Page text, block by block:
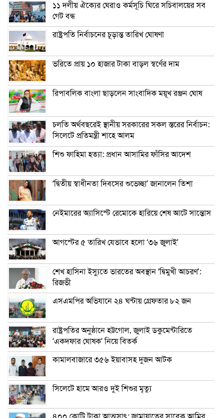
১১ দলীয় ঐক্যের ঘেরাও কর্মসূচি ঘিরে সচিবালয়ের সব
গেট বন্ধ
রাষ্ট্রপতি নির্বাচনের চূড়ান্ত তারিখ ঘোষণা
ভরিতে প্রায় ১০ হাজার টাকা বাড়ল স্বর্ণের দাম
রিপাবলিক বাংলা ছাড়লেন সাংবাদিক ময়ূখ রঞ্জন ঘোষ
চলতি অর্থবছরেই স্থানীয় সরকারের সকল স্তরের নির্বাচন:
সিলেটে প্রতিমন্ত্রী শাহে আলম
শিশু ফাহিমা হত্যা: প্রধান আসামির ফাঁসির আদেশ
‘দ্বিতীয় স্বাধীনতা দিবসের শুভেচ্ছা’ জানালেন তিশা
নেইমারের অ্যাসিস্টে রেমোকে হারিয়ে শেষ আটে সান্তোস
আগস্টের ৫ তারিখ যেভাবে হলো ‘৩৬ জুলাই’
শেখ হাসিনা ইস্যুতে ভারতের অবস্থান ‘দ্বিমুখী আচরণ’:
রিজভী
এসএমপির অভিযানে ২৪ ঘন্টায় গ্রেফতার ৮২ জন
রাষ্ট্রপতির অনুষ্ঠানে হট্টগোল, জুলাই ডকুমেন্টারিতে
‘একদফার ঘোষক’ নিয়ে বিতর্ক
কামালবাজারে ৩৫৬ ইয়াবাসহ দুজন আটক
সিলেটে হামে আরও দুই শিশুর মৃত্যু